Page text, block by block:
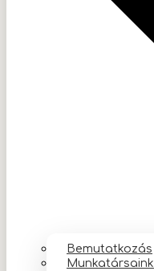
Bemutatkozás
Munkatársaink